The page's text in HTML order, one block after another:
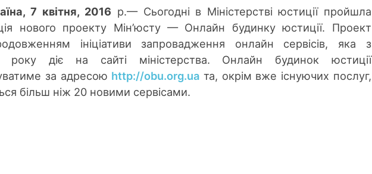
7 квітня, 2016 р.— Сьогодні в Міністерстві юстиції пройшла
нового проекту Мін’юсту — Онлайн будинку юстиції. Проект
ініціативи запровадження онлайн сервісів, яка з
року діє на сайті міністерства. Онлайн будинок юстиції
за адресою http://obu.org.ua та, окрім вже існуючих послуг,
більш ніж 20 новими сервісами.